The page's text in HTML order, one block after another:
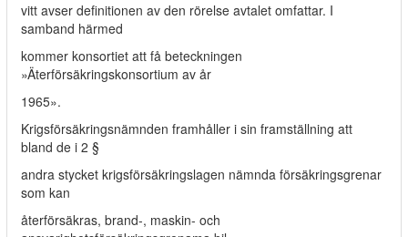
vitt avser definitionen av den rörelse avtalet omfattar. I
samband härmed
kommer konsortiet att få beteckningen
»Äterförsäkringskonsortium av år
1965».
Krigsförsäkringsnämnden framhåller i sin framställning att
bland de i 2 §
andra stycket krigsförsäkringslagen nämnda försäkringsgrenar
som kan
återförsäkras, brand-, maskin- och